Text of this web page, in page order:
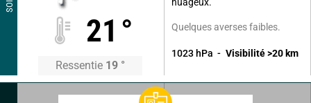
21 °
Ressentie 19 °
Quelques averses faibles.
1023 hPa Visibilité >20 km